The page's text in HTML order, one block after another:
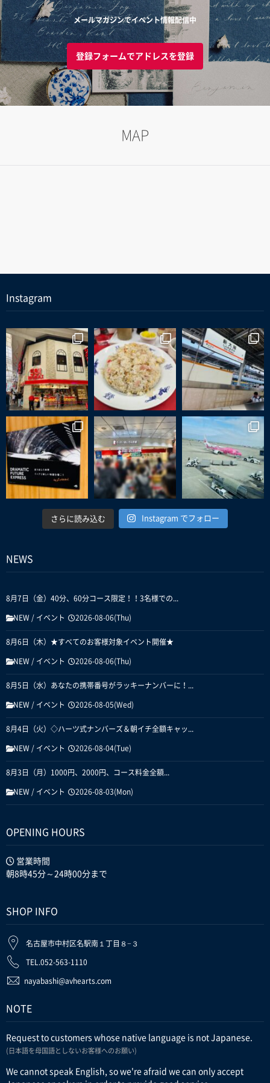
メールマガジンでイベント情報配信中
登録フォームでアドレスを登録
MAP
Instagram
さらに読み込む Instagram でフォロー
NEWS
8月7日（金）40分、60分コース限定！！3名様での...
NEW / イベント 2026-08-06(Thu)
8月6日（木）★すべてのお客様対象イベント開催★
NEW / イベント 2026-08-06(Thu)
8月5日（水）あなたの携帯番号がラッキーナンバーに！...
NEW / イベント 2026-08-05(Wed)
8月4日（火）◇ハーツ式ナンバーズ＆朝イチ全額キャッ...
NEW / イベント 2026-08-04(Tue)
8月3日（月）1000円、2000円、コース料金全額...
NEW / イベント 2026-08-03(Mon)
OPENING HOURS
営業時間
朝8時45分～24時00分まで
SHOP INFO
名古屋市中村区名駅南１丁目８−３
TEL.052-563-1110
nayabashi@avhearts.com
NOTE
Request to customers whose native language is not Japanese.
(日本語を母国語としないお客様へのお願い)
We cannot speak English, so we're afraid we can only accept